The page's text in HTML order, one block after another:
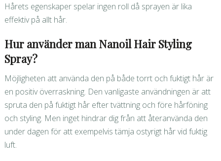
Hårets egenskaper spelar ingen roll då sprayen är lika
effektiv på allt hår.
Hur använder man Nanoil Hair Styling
Spray?
Möjligheten att använda den på både torrt och fuktigt hår är
en positiv överraskning. Den vanligaste användningen är att
spruta den på fuktigt hår efter tvättning och före hårföning
och styling. Men inget hindrar dig från att återanvända den
under dagen för att exempelvis tämja ostyrigt hår vid fuktig
luft.